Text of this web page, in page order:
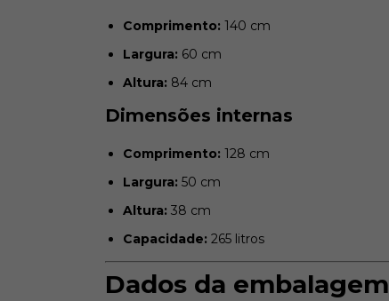
Comprimento: 140 cm
Largura: 60 cm
Altura: 84 cm
Dimensões internas
Comprimento: 128 cm
Largura: 50 cm
Altura: 38 cm
Capacidade: 265 litros
Dados da embalagem